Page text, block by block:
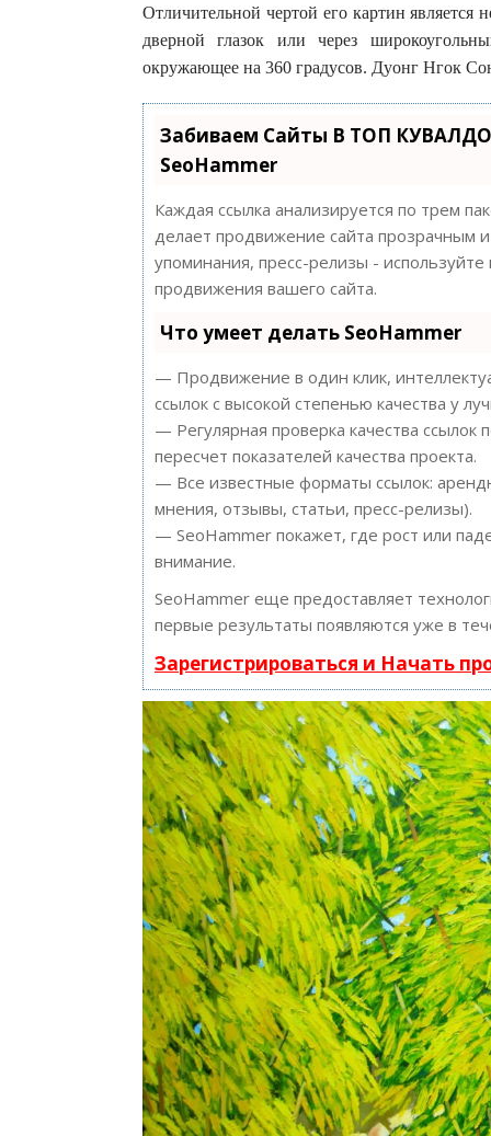
Отличительной чертой его картин
дверной глазок или через
окружающее на 360 градусов. Дуонг Нгок
Забиваем Сайты В ТОП
SeoHammer
Каждая ссылка анализируется по трем
делает продвижение сайта прозрачным
упоминания, пресс-релизы -
продвижения вашего сайта.
Что умеет делать SeoHammer
— Продвижение в один клик,
ссылок с высокой степенью качества у
— Регулярная проверка качества
пересчет показателей качества проекта.
— Все известные форматы ссылок:
мнения, отзывы, статьи, пресс-релизы).
— SeoHammer покажет, где рост или
внимание.
SeoHammer еще предоставляет
первые результаты появляются уже в
Зарегистрироваться и Начать